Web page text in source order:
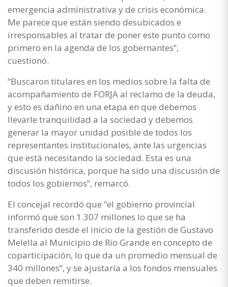
emergencia administrativa y de crisis económica.
Me parece que están siendo desubicados e
irresponsables al tratar de poner este punto como
primero en la agenda de los gobernantes”,
cuestionó.
“Buscaron titulares en los medios sobre la falta de
acompañamiento de FORJA al reclamo de la deuda,
y esto es dañino en una etapa en que debemos
llevarle tranquilidad a la sociedad y debemos
generar la mayor unidad posible de todos los
representantes institucionales, ante las urgencias
que está necesitando la sociedad. Esta es una
discusión histórica, porque ha sido una discusión de
todos los gobiernos”, remarcó.
El concejal recordó que “el gobierno provincial
informó que son 1.307 millones lo que se ha
transferido desde el inicio de la gestión de Gustavo
Melella al Municipio de Río Grande en concepto de
coparticipación, lo que da un promedio mensual de
340 millones”, y se ajustaría a los fondos mensuales
que deben remitirse.